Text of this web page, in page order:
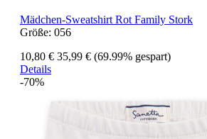
Mädchen-Sweatshirt Rot Family Stork
Größe: 056
10,80 € 35,99 € (69.99% gespart)
Details
-70%